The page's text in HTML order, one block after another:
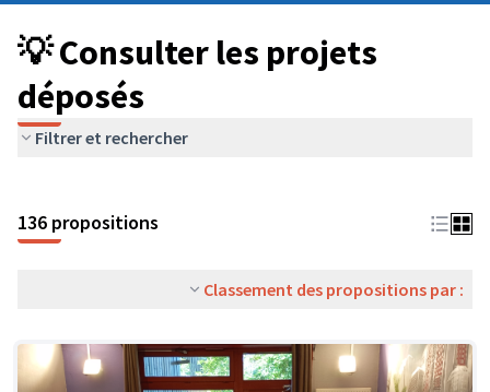
💡 Consulter les projets
déposés
Filtrer et rechercher
136 propositions
Classement des propositions par :